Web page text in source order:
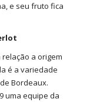
e seu fruto fica
a origem
é a variedade
Bordeaux.
uma equipe da